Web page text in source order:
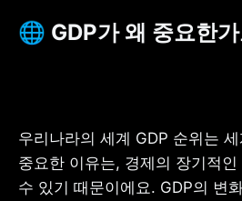
🌐 GDP가 왜 중요한
우리나라의 세계 GDP 순위는
중요한 이유는, 경제의 장기적
수 있기 때문이에요. GDP의 변